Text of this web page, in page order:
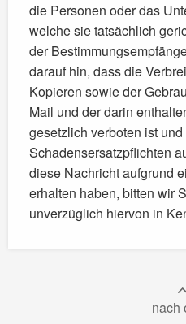
die Personen oder das
welche sie tatsächlich
der
darauf hin, dass die
Kopieren sowie der
Mail und der darin
gesetzlich verboten ist
Schadensersatzpflichten
diese Nachricht aufgrund
erhalten haben, bitten wir
unverzüglich hiervon in
nach